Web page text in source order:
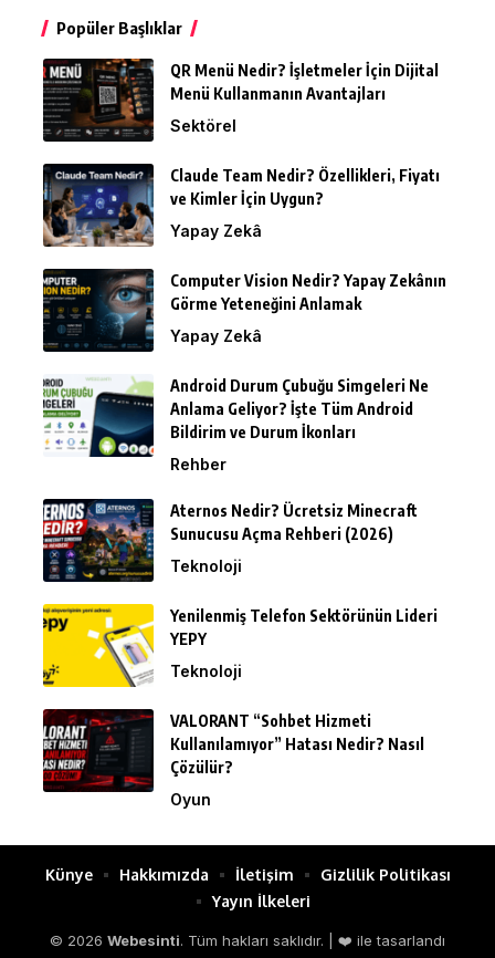
Popüler Başlıklar
QR Menü Nedir? İşletmeler İçin Dijital
Menü Kullanmanın Avantajları
Sektörel
Claude Team Nedir? Özellikleri, Fiyatı
ve Kimler İçin Uygun?
Yapay Zekâ
Computer Vision Nedir? Yapay Zekânın
Görme Yeteneğini Anlamak
Yapay Zekâ
Android Durum Çubuğu Simgeleri Ne
Anlama Geliyor? İşte Tüm Android
Bildirim ve Durum İkonları
Rehber
Aternos Nedir? Ücretsiz Minecraft
Sunucusu Açma Rehberi (2026)
Teknoloji
Yenilenmiş Telefon Sektörünün Lideri
YEPY
Teknoloji
VALORANT “Sohbet Hizmeti
Kullanılamıyor” Hatası Nedir? Nasıl
Çözülür?
Oyun
© 2026 Webesinti. Tüm hakları saklıdır. | ❤️ ile tasarlandı
Künye Hakkımızda İletişim
Gizlilik Politikası
Yayın İlkeleri